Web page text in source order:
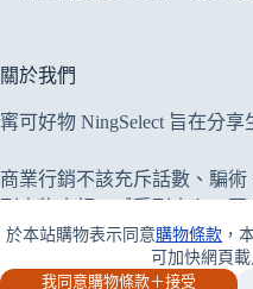
於本站購物表示同意購物條款 ，
可加快網頁載
我同意購物條款＋接受
關於我們
寗可好物 NingSelect 旨在分享
商業行銷不該充斥話數、騙
件事，優缺並陳，但凡為開
拒絕業配開箱委託案，提供中